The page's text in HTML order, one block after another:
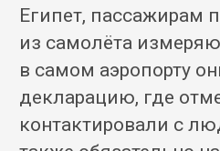
Египет, пассажирам
из самолёта
в самом аэропорту
декларацию, где
контактировали с